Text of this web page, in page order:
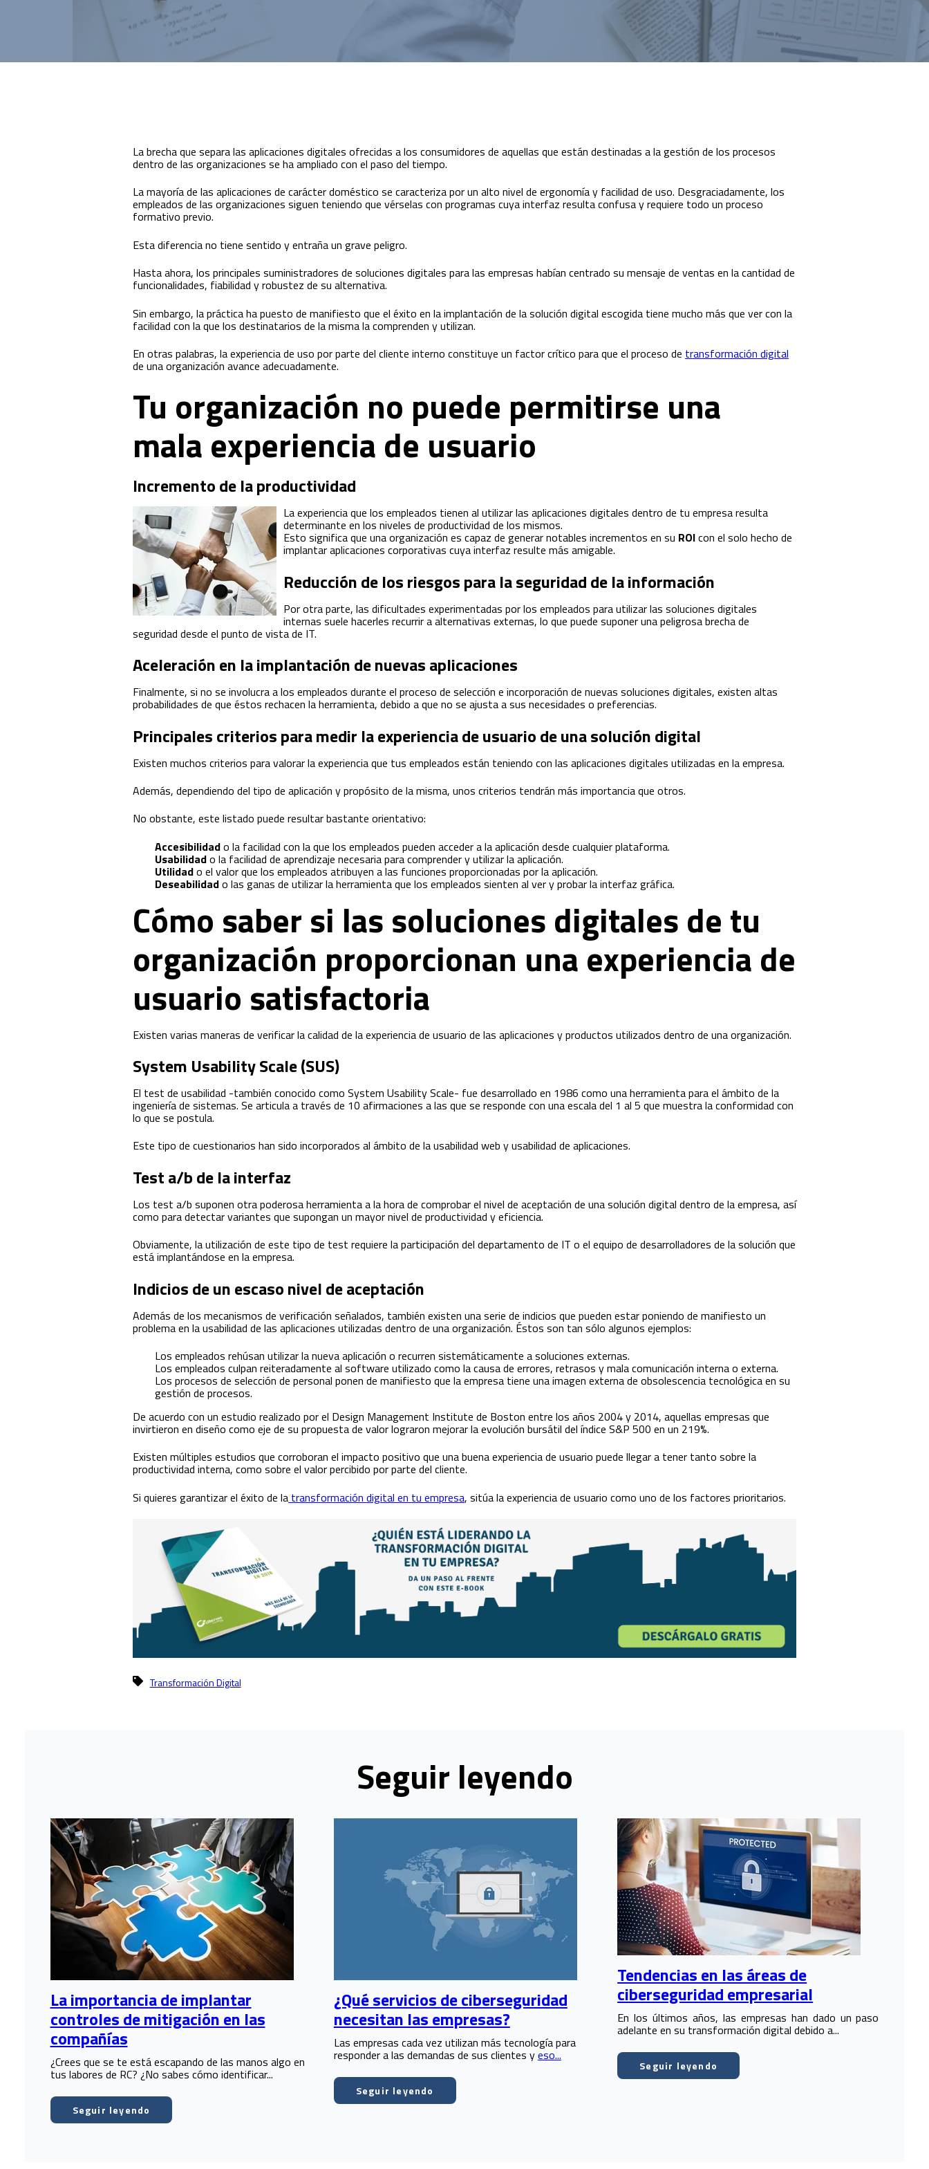
Innovación para optimizar la gestión
La brecha que separa las aplicaciones digitales ofrecidas a los consumidores de aquellas que están destinadas a la gestión de los procesos
dentro de las organizaciones se ha ampliado con el paso del tiempo.
La mayoría de las aplicaciones de carácter doméstico se caracteriza por un alto nivel de ergonomía y facilidad de uso. Desgraciadamente, los
empleados de las organizaciones siguen teniendo que vérselas con programas cuya interfaz resulta confusa y requiere todo un proceso
formativo previo.
Esta diferencia no tiene sentido y entraña un grave peligro.
Hasta ahora, los principales suministradores de soluciones digitales para las empresas habían centrado su mensaje de ventas en la cantidad de
funcionalidades, fiabilidad y robustez de su alternativa.
Sin embargo, la práctica ha puesto de manifiesto que el éxito en la implantación de la solución digital escogida tiene mucho más que ver con la
facilidad con la que los destinatarios de la misma la comprenden y utilizan.
En otras palabras, la experiencia de uso por parte del cliente interno constituye un factor crítico para que el proceso de transformación digital
de una organización avance adecuadamente.
Tu organización no puede permitirse una
mala experiencia de usuario
Incremento de la productividad
La experiencia que los empleados tienen al utilizar las aplicaciones digitales dentro de tu empresa resulta
determinante en los niveles de productividad de los mismos.
Esto significa que una organización es capaz de generar notables incrementos en su ROIcon el solo hecho de
implantar aplicaciones corporativas cuya interfaz resulte más amigable.
Reducción de los riesgos para la seguridad de la información
Por otra parte, las dificultades experimentadas por los empleados para utilizar las soluciones digitales
internas suele hacerles recurrir a alternativas externas, lo que puede suponer una peligrosa brecha de
seguridad desde el punto de vista de IT.
Aceleración en la implantación de nuevas aplicaciones
Finalmente, si no se involucra a los empleados durante el proceso de selección e incorporación de nuevas soluciones digitales, existen altas
probabilidades de que éstos rechacen la herramienta, debido a que no se ajusta a sus necesidades o preferencias.
Principales criterios para medir la experiencia de usuario de una solución digital
Existen muchos criterios para valorar la experiencia que tus empleados están teniendo con las aplicaciones digitales utilizadas en la empresa.
Además, dependiendo del tipo de aplicación y propósito de la misma, unos criterios tendrán más importancia que otros.
No obstante, este listado puede resultar bastante orientativo:
Accesibilidado la facilidad con la que los empleados pueden acceder a la aplicación desde cualquier plataforma.
Usabilidado la facilidad de aprendizaje necesaria para comprender y utilizar la aplicación.
Utilidado el valor que los empleados atribuyen a las funciones proporcionadas por la aplicación.
Deseabilidado las ganas de utilizar la herramienta que los empleados sienten al ver y probar la interfaz gráfica.
Cómo saber si las soluciones digitales de tu
organización proporcionan una experiencia de
usuario satisfactoria
Existen varias maneras de verificar la calidad de la experiencia de usuario de las aplicaciones y productos utilizados dentro de una organización.
System Usability Scale (SUS)
El test de usabilidad -también conocido como System Usability Scale- fue desarrollado en 1986 como una herramienta para el ámbito de la
ingeniería de sistemas. Se articula a través de 10 afirmaciones a las que se responde con una escala del 1 al 5 que muestra la conformidad con
lo que se postula.
Este tipo de cuestionarios han sido incorporados al ámbito de la usabilidad web y usabilidad de aplicaciones.
Test a/b de la interfaz
Los test a/b suponen otra poderosa herramienta a la hora de comprobar el nivel de aceptación de una solución digital dentro de la empresa, así
como para detectar variantes que supongan un mayor nivel de productividad y eficiencia.
Obviamente, la utilización de este tipo de test requiere la participación del departamento de IT o el equipo de desarrolladores de la solución que
está implantándose en la empresa.
Indicios de un escaso nivel de aceptación
Además de los mecanismos de verificación señalados, también existen una serie de indicios que pueden estar poniendo de manifiesto un
problema en la usabilidad de las aplicaciones utilizadas dentro de una organización. Éstos son tan sólo algunos ejemplos:
Los empleados rehúsan utilizar la nueva aplicación o recurren sistemáticamente a soluciones externas.
Los empleados culpan reiteradamente al software utilizado como la causa de errores, retrasos y mala comunicación interna o externa.
Los procesos de selección de personal ponen de manifiesto que la empresa tiene una imagen externa de obsolescencia tecnológica en su
gestión de procesos.
De acuerdo con un estudio realizado por el Design Management Institute de Boston entre los años 2004 y 2014, aquellas empresas que
invirtieron en diseño como eje de su propuesta de valor lograron mejorar la evolución bursátil del índice S&P 500 en un 219%.
Existen múltiples estudios que corroboran el impacto positivo que una buena experiencia de usuario puede llegar a tener tanto sobre la
productividad interna, como sobre el valor percibido por parte del cliente.
Si quieres garantizar el éxito de la transformación digital en tu empresa, sitúa la experiencia de usuario como uno de los factores prioritarios.
Transformación Digital
Seguir leyendo
La importancia de implantar
controles de mitigación en las
compañías
¿Crees que se te está escapando de las manos algo en
tus labores de RC? ¿No sabes cómo identificar...
Seguir leyendo
¿Qué servicios de ciberseguridad
necesitan las empresas?
Las empresas cada vez utilizan más tecnología para
responder a las demandas de sus clientes yeso...
Seguir leyendo
Tendencias en las áreas de
ciberseguridad empresarial
En los últimos años, las empresas han dado un paso
adelante en su transformación digital debido a...
Seguir leyendo